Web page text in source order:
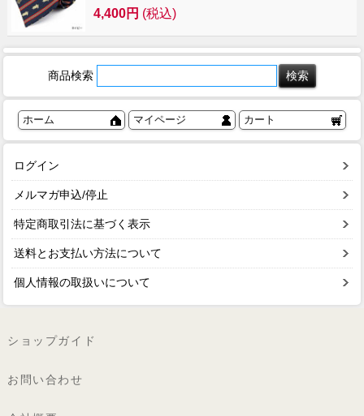
4,400円 (税込)
商品検索
ホーム マイページ カート
ログイン
メルマガ申込/停止
特定商取引法に基づく表示
送料とお支払い方法について
個人情報の取扱いについて
ショップガイド
お問い合わせ